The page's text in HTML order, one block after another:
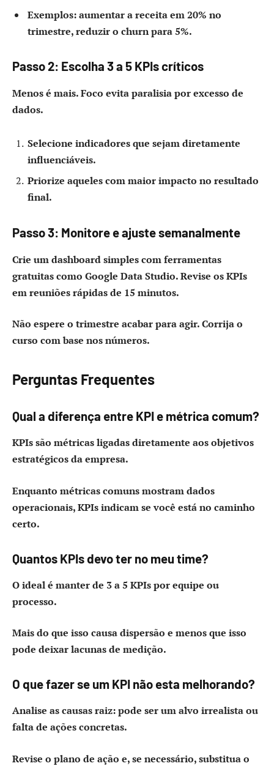
Exemplos: aumentar a receita em 20% no
trimestre, reduzir o churn para 5%.
Passo 2: Escolha 3 a 5 KPIs críticos
Menos é mais. Foco evita paralisia por excesso de
dados.
Selecione indicadores que sejam diretamente
influenciáveis.
Priorize aqueles com maior impacto no resultado
final.
Passo 3: Monitore e ajuste semanalmente
Crie um dashboard simples com ferramentas
gratuitas como Google Data Studio. Revise os KPIs
em reuniões rápidas de 15 minutos.
Não espere o trimestre acabar para agir. Corrija o
curso com base nos números.
Perguntas Frequentes
Qual a diferença entre KPI e métrica comum?
KPIs são métricas ligadas diretamente aos objetivos
estratégicos da empresa.
Enquanto métricas comuns mostram dados
operacionais, KPIs indicam se você está no caminho
certo.
Quantos KPIs devo ter no meu time?
O ideal é manter de 3 a 5 KPIs por equipe ou
processo.
Mais do que isso causa dispersão e menos que isso
pode deixar lacunas de medição.
O que fazer se um KPI não esta melhorando?
Analise as causas raiz: pode ser um alvo irrealista ou
falta de ações concretas.
Revise o plano de ação e, se necessário, substitua o